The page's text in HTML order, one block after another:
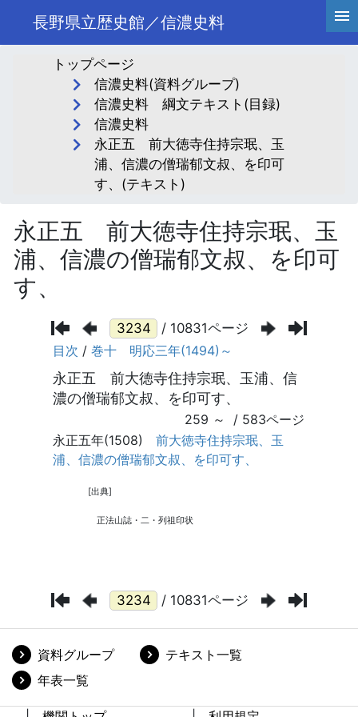
長野県立歴史館／信濃史料
トップページ
信濃史料(資料グループ)
信濃史料 綱文テキスト(目録)
信濃史料
永正五 前大徳寺住持宗珉、玉
浦、信濃の僧瑞郁文叔、を印可
す、(テキスト)
永正五 前大徳寺住持宗珉、玉
浦、信濃の僧瑞郁文叔、を印可
す、
/ 10831ページ
/ 10831ページ
資料グループ
テキスト一覧
年表一覧